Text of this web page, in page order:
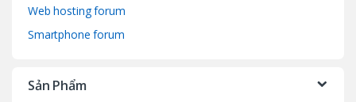
Web hosting forum
Smartphone forum
Sản Phẩm